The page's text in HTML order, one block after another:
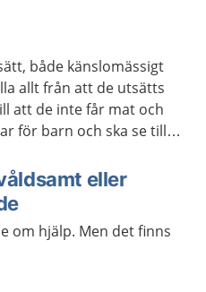
både känslomässigt
allt från att de utsätts
att de inte får mat och
för barn och ska se till
eller
om hjälp. Men det finns